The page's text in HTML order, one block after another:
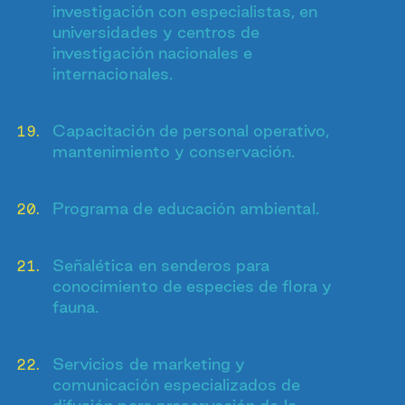
investigación con especialistas, en
universidades y centros de
investigación nacionales e
internacionales.
Capacitación de personal operativo,
mantenimiento y conservación.
Programa de educación ambiental.
Señalética en senderos para
conocimiento de especies de flora y
fauna.
Servicios de marketing y
comunicación especializados de